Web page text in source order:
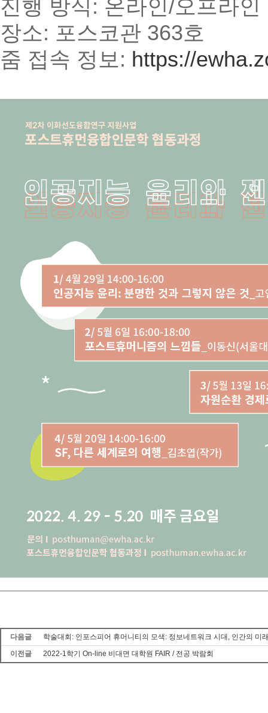
진행 방식: 온라인/오프라인
장소: 포스코관 363호
줌 접속 정보: https://
다음글
학술대회: 인포스피어 휴머니티의 모색: 정보네트워크 시대, 인간의 미
이전글
2022-1학기 On-line 비대면 대학원 FAIR / 전공 박람회